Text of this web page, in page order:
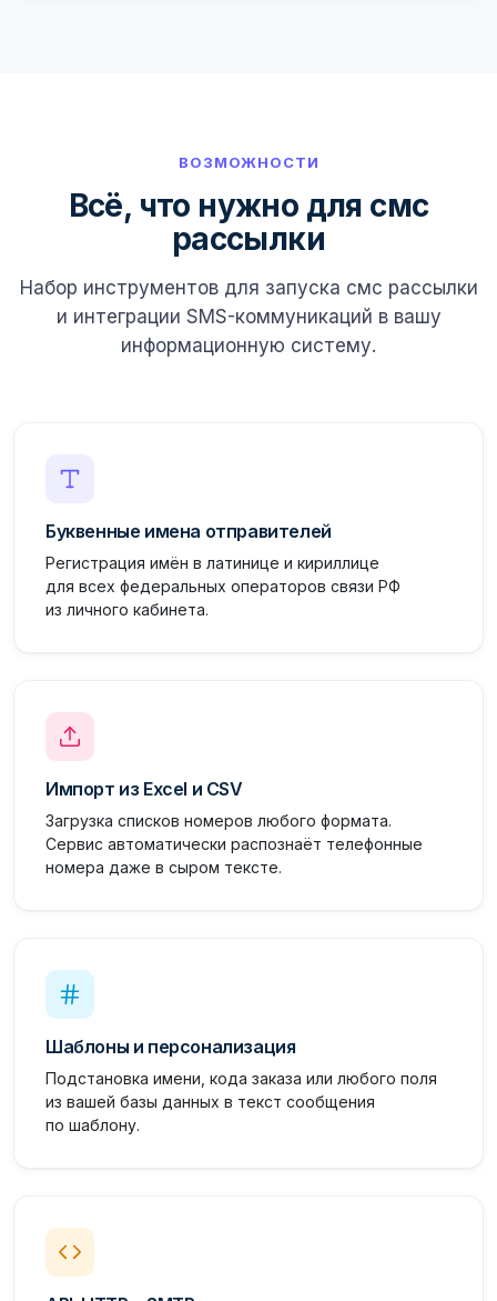
ВОЗМОЖНОСТИ
Всё, что нужно для смс
рассылки
Набор инструментов для запуска смс рассылки
и интеграции SMS-коммуникаций в вашу
информационную систему.
Буквенные имена отправителей
Регистрация имён в латинице и кириллице
для всех федеральных операторов связи РФ
из личного кабинета.
Импорт из Excel и CSV
Загрузка списков номеров любого формата.
Сервис автоматически распознаёт телефонные
номера даже в сыром тексте.
Шаблоны и персонализация
Подстановка имени, кода заказа или любого поля
из вашей базы данных в текст сообщения
по шаблону.